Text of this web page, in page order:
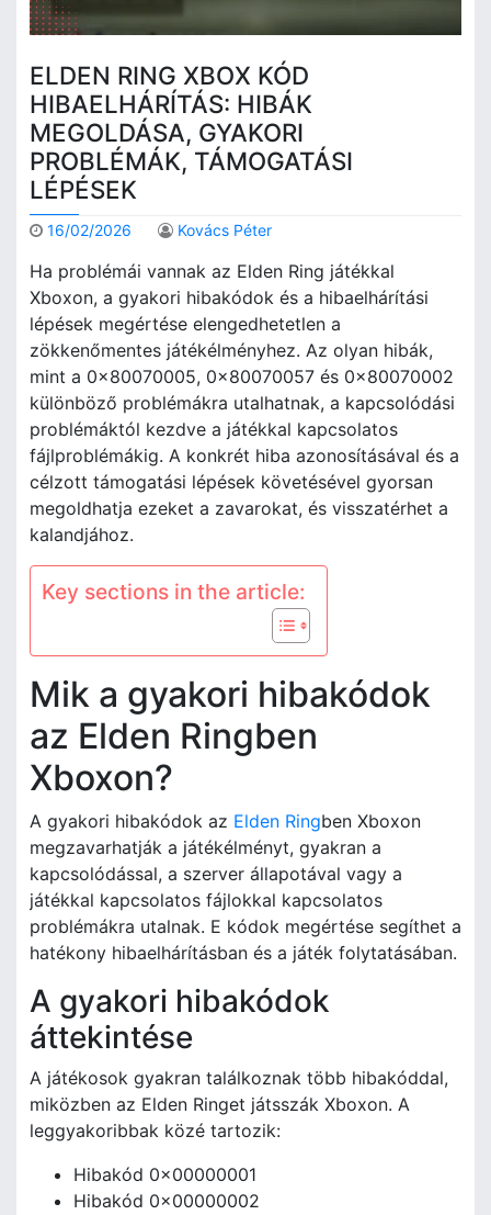
ELDEN RING XBOX KÓD
HIBAELHÁRÍTÁS: HIBÁK
MEGOLDÁSA, GYAKORI
PROBLÉMÁK, TÁMOGATÁSI
LÉPÉSEK
16/02/2026 Kovács Péter
Ha problémái vannak az Elden Ring játékkal
Xboxon, a gyakori hibakódok és a hibaelhárítási
lépések megértése elengedhetetlen a
zökkenőmentes játékélményhez. Az olyan hibák,
mint a 0x80070005, 0x80070057 és 0x80070002
különböző problémákra utalhatnak, a kapcsolódási
problémáktól kezdve a játékkal kapcsolatos
fájlproblémákig. A konkrét hiba azonosításával és a
célzott támogatási lépések követésével gyorsan
megoldhatja ezeket a zavarokat, és visszatérhet a
kalandjához.
Key sections in the article:
Mik a gyakori hibakódok
az Elden Ringben
Xboxon?
A gyakori hibakódok az Elden Ringben Xboxon
megzavarhatják a játékélményt, gyakran a
kapcsolódással, a szerver állapotával vagy a
játékkal kapcsolatos fájlokkal kapcsolatos
problémákra utalnak. E kódok megértése segíthet a
hatékony hibaelhárításban és a játék folytatásában.
A gyakori hibakódok
áttekintése
A játékosok gyakran találkoznak több hibakóddal,
miközben az Elden Ringet játsszák Xboxon. A
leggyakoribbak közé tartozik:
Hibakód 0x00000001
Hibakód 0x00000002